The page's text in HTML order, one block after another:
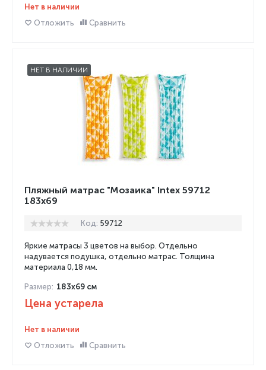
Нет в наличии
Отложить
Сравнить
НЕТ В НАЛИЧИИ
Пляжный матрас "Мозаика" Intex 59712
183x69
Код: 59712
Яркие матрасы 3 цветов на выбор. Отдельно
надувается подушка, отдельно матрас. Толщина
материала 0,18 мм.
Размер: 183x69 см
Цена устарела
Нет в наличии
Отложить
Сравнить